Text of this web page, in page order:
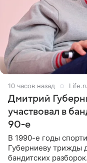
10 часов назад
Дмитрий
участвовал в
90-е
В 1990-е годы
Губерниеву трижды
бандитских